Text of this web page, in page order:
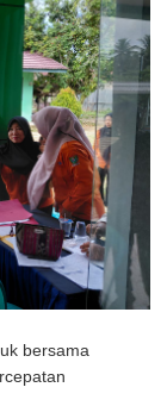
bersama